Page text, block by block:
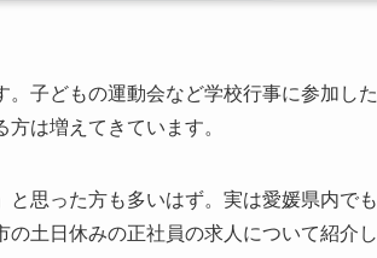
子どもの運動会など学校行事に参加した
は増えてきています。
思った方も多いはず。実は愛媛県内でも
土日休みの正社員の求人について紹介し